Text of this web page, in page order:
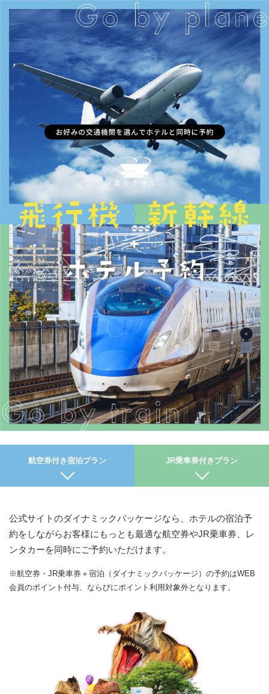
航空券付き宿泊プラン JR乗車券付きプラン
公式サイトのダイナミックパッケージなら、ホテルの宿泊予
約をしながらお客様にもっとも最適な航空券やJR乗車券、レ
ンタカーを同時にご予約いただけます。
※航空券・JR乗車券＋宿泊（ダイナミックパッケージ）の予約はWEB
会員のポイント付与、ならびにポイント利用対象外となります。